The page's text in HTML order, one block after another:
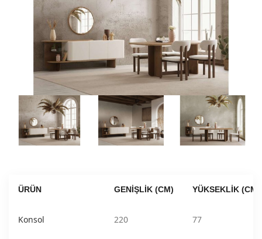
ÜRÜN GENIŞLIK (CM) YÜKSEKLIK (CM)
Konsol 220 77